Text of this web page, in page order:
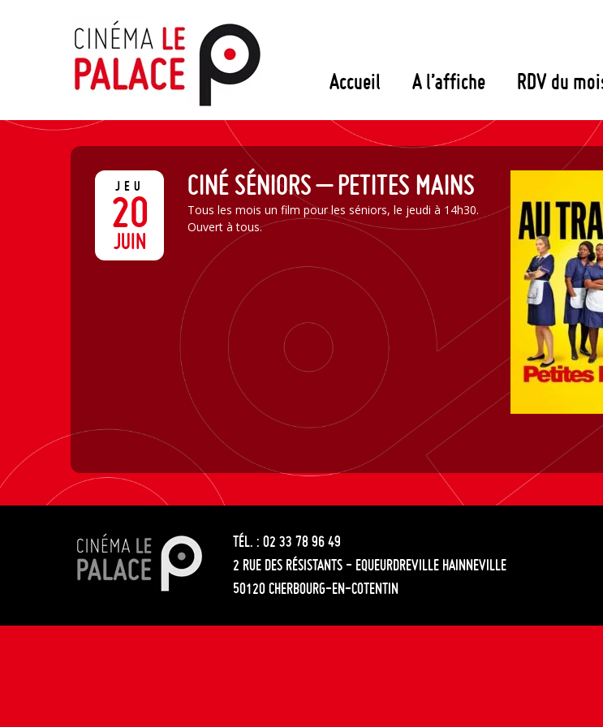
Accueil A l’affiche RDV du
JEU
20
JUIN
CINÉ SÉNIORS – PETITES MAINS
Tous les mois un film pour les séniors, le jeudi à 14h30.
Ouvert à tous.
TÉL. : 02 33 78 96 49
2 RUE DES RÉSISTANTS - EQUEURDREVILLE HAINNEVILLE
50120 CHERBOURG-EN-COTENTIN